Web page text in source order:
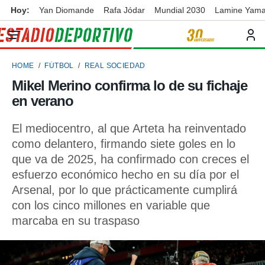
de
por
para
la
calidad.
a este
las
y
forma
digital
Hoy: Yan Diomande Rafa Jódar Mundial 2030 Lamine
HOME FÚTBOL REAL SOCIEDAD
Mikel Merino confirma lo de su fichaje
en verano
El mediocentro, al que Arteta ha reinventado
como delantero, firmando siete goles en lo
que va de 2025, ha confirmado con creces el
esfuerzo económico hecho en su día por el
Arsenal, por lo que prácticamente cumplirá
con los cinco millones en variable que
marcaba en su traspaso